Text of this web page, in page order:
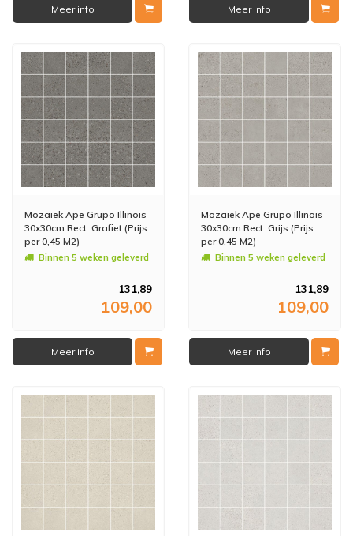
Meer info Meer info
Mozaïek Ape Grupo Illinois
30x30cm Rect. Grafiet (Prijs
per 0,45 M2)
Binnen 5 weken geleverd
131,89
109,00
Meer info
Mozaïek Ape Grupo Illinois
30x30cm Rect. Grijs (Prijs
per 0,45 M2)
Binnen 5 weken geleverd
131,89
109,00
Meer info